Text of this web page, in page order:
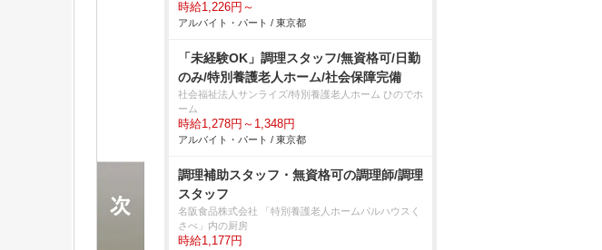
時給1,226円～
アルバイト・パート / 東京都
「未経験OK」調理スタッフ/無資格可/日勤
のみ/特別養護老人ホーム/社会保障完備
社会福祉法人サンライズ/特別養護老人ホーム ひのでホ
ーム
時給1,278円～1,348円
アルバイト・パート / 東京都
調理補助スタッフ・無資格可の調理師/調理
スタッフ
名阪食品株式会社 「特別養護老人ホームパルハウスく
さべ」内の厨房
時給1,177円